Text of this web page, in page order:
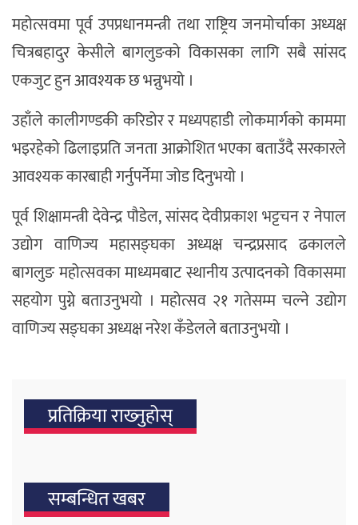
महोत्सवमा पूर्व उपप्रधानमन्त्री तथा राष्ट्रिय जनमोर्चाका अध्यक्ष
चित्रबहादुर केसीले बागलुङको विकासका लागि सबै सांसद
एकजुट हुन आवश्यक छ भन्नुभयो ।
उहाँले कालीगण्डकी करिडोर र मध्यपहाडी लोकमार्गको काममा
भइरहेको ढिलाइप्रति जनता आक्रोशित भएका बताउँदै सरकारले
आवश्यक कारबाही गर्नुपर्नेमा जोड दिनुभयो ।
पूर्व शिक्षामन्त्री देवेन्द्र पौडेल, सांसद देवीप्रकाश भट्टचन र नेपाल
उद्योग वाणिज्य महासङ्घका अध्यक्ष चन्द्रप्रसाद ढकालले
बागलुङ महोत्सवका माध्यमबाट स्थानीय उत्पादनको विकासमा
सहयोग पुग्ने बताउनुभयो । महोत्सव २१ गतेसम्म चल्ने उद्योग
वाणिज्य सङ्घका अध्यक्ष नरेश कँडेलले बताउनुभयो ।
प्रतिक्रिया राख्‍नुहोस्
सम्बन्धित खबर